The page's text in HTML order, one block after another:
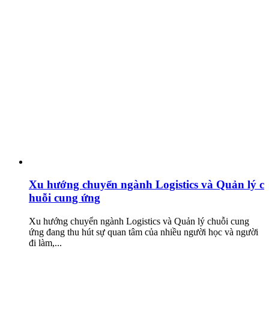
Xu hướng chuyển ngành Logistics và Quản lý c
huỗi cung ứng
Xu hướng chuyển ngành Logistics và Quản lý chuỗi cung
ứng đang thu hút sự quan tâm của nhiều người học và người
đi làm,...